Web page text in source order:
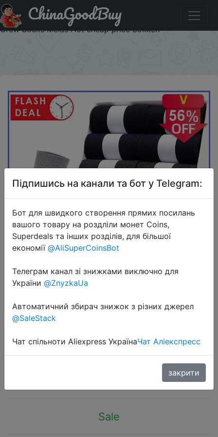
Купити на розпродажі 10 pair/Lot Men's Cotton Socks
For Man Black Business Breathable Spring Summer Male
Crew Socks Meias Hot cheap price Sokken
ChinaGoodBuy
2020-05-12
10 pair/Lot Men's Cotton Socks For
Man Black Business Breathable
Meias Hot cheap price Sokken
Sale
Підпишись на канали та бот у Telegram:
Бот для швидкого створення прямих посилань
вашого товару на роздліли монет Coins,
Superdeals та інших розділів, для більшої
економії @AliSuperCoinsBot
Телеграм канал зі знижками виключно для
України @ZnyzkaUa
Автоматичний збирач знижок з різних джерел
@SaleStack
Чат спільноти Aliexpress УкраїнаЧат Аліекспресс
закрити